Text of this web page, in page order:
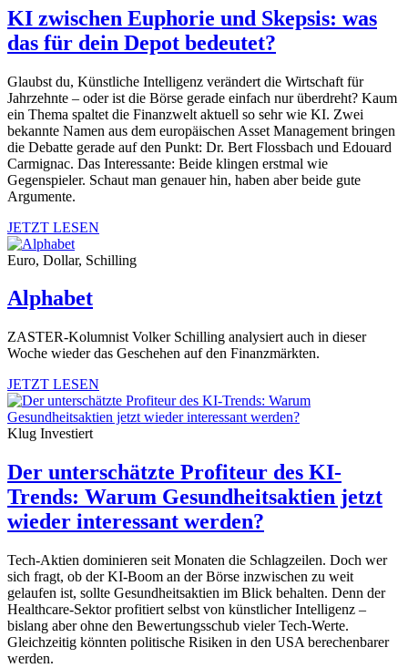
KI zwischen Euphorie und Skepsis: was
das für dein Depot bedeutet?
Glaubst du, Künstliche Intelligenz verändert die Wirtschaft für
Jahrzehnte – oder ist die Börse gerade einfach nur überdreht? Kaum
ein Thema spaltet die Finanzwelt aktuell so sehr wie KI. Zwei
bekannte Namen aus dem europäischen Asset Management bringen
die Debatte gerade auf den Punkt: Dr. Bert Flossbach und Edouard
Carmignac. Das Interessante: Beide klingen erstmal wie
Gegenspieler. Schaut man genauer hin, haben aber beide gute
Argumente.
JETZT LESEN
Euro, Dollar, Schilling
Alphabet
ZASTER-Kolumnist Volker Schilling analysiert auch in dieser
Woche wieder das Geschehen auf den Finanzmärkten.
JETZT LESEN
Klug Investiert
Der unterschätzte Profiteur des KI-
Trends: Warum Gesundheitsaktien jetzt
wieder interessant werden?
Tech-Aktien dominieren seit Monaten die Schlagzeilen. Doch wer
sich fragt, ob der KI-Boom an der Börse inzwischen zu weit
gelaufen ist, sollte Gesundheitsaktien im Blick behalten. Denn der
Healthcare-Sektor profitiert selbst von künstlicher Intelligenz –
bislang aber ohne den Bewertungsschub vieler Tech-Werte.
Gleichzeitig könnten politische Risiken in den USA berechenbarer
werden.